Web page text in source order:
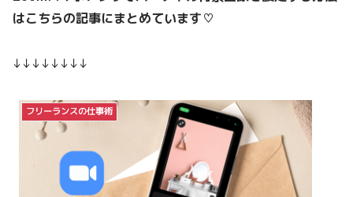
はこちらの記事にまとめています♡
↓↓↓↓↓↓↓↓